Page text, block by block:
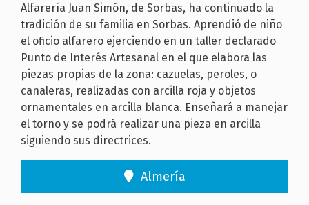
Alfarería Juan Simón, de Sorbas, ha continuado la
tradición de su familia en Sorbas. Aprendió de niño
el oficio alfarero ejerciendo en un taller declarado
Punto de Interés Artesanal en el que elabora las
piezas propias de la zona: cazuelas, peroles, o
canaleras, realizadas con arcilla roja y objetos
ornamentales en arcilla blanca. Enseñará a manejar
el torno y se podrá realizar una pieza en arcilla
siguiendo sus directrices.
Almería